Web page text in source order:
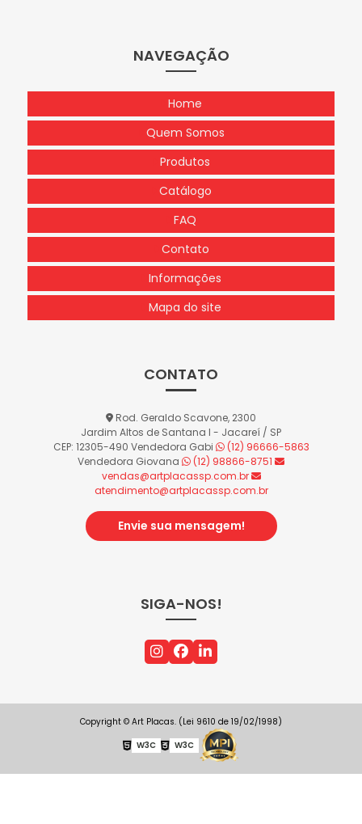
NAVEGAÇÃO
Home
Quem Somos
Produtos
Catálogo
FAQ
Contato
Informações
Mapa do site
CONTATO
Rod. Geraldo Scavone, 2300
Jardim Altos de Santana I - Jacareí / SP
CEP: 12305-490 Vendedora Gabi
(12) 96666-5863
Vendedora Giovana
(12) 98866-8751
vendas@artplacassp.com.br
atendimento@artplacassp.com.br
Envie sua mensagem!
SIGA-NOS!
Copyright © Art Placas. (Lei 9610 de 19/02/1998)
W3C
W3C